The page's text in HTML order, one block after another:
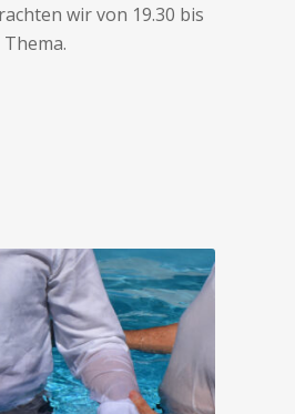
wir von 19.30 bis